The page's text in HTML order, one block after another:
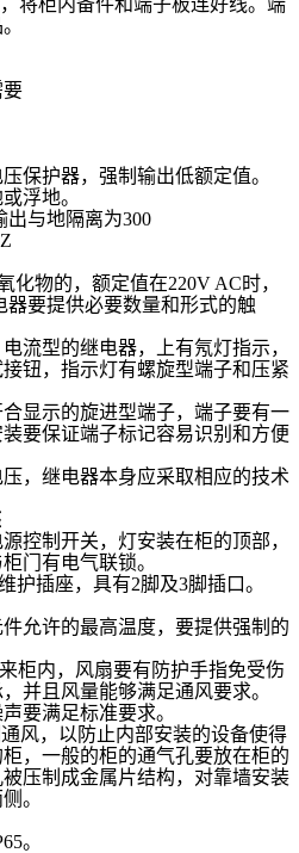
要
保护器，强制输出低额定值。
浮地。
出与地隔离为300
化物的，额定值在220V AC时，
器要提供必要数量和形式的触
流型的继电器，上有氖灯指示，
钮，指示灯有螺旋型端子和压紧
显示的旋进型端子，端子要有一
要保证端子标记容易识别和方便
，继电器本身应采取相应的技术
控制开关，灯安装在柜的顶部，
门有电气联锁。
护插座，具有2脚及3脚插口。
允许的最高温度，要提供强制的
柜内，风扇要有防护手指免受伤
并且风量能够满足通风要求。
要满足标准要求。
风，以防止内部安装的设备使得
，一般的柜的通气孔要放在柜的
压制成金属片结构，对靠墙安装
。
。